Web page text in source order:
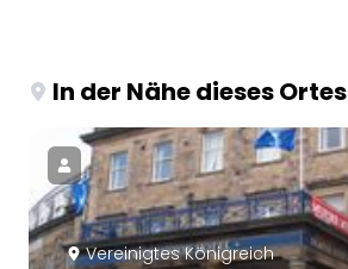
In der Nähe dieses Ortes
Vereinigtes Königreich